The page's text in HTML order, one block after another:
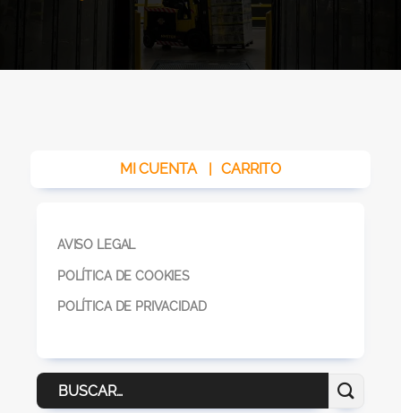
MI CUENTA CARRITO
AVISO LEGAL
POLÍTICA DE COOKIES
POLÍTICA DE PRIVACIDAD
Buscar
por: